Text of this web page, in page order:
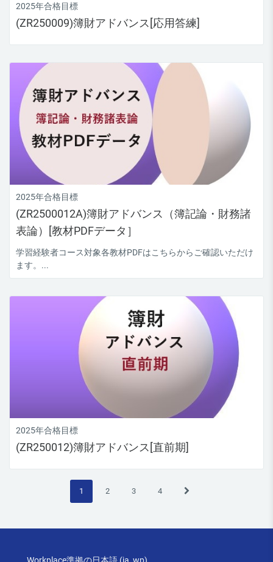
2025年合格目標
(ZR250009)簿財アドバンス[応用答練]
2025年合格目標
(ZR2500012A)簿財アドバンス（簿記論・財務諸
表論）[教材PDFデータ］
学習経験者コース対象各教材PDFはこちらからご確認いただけ
ます。...
2025年合格目標
(ZR250012)簿財アドバンス[直前期]
1 2 3 4